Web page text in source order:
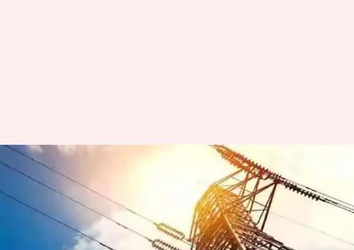
உங்கள் ஏரியாவில் நாளை
(அக்டோபர் 14) மின்தடை
இருக்கிறதா என
தெரிந்துகொள்ளுங்கள்